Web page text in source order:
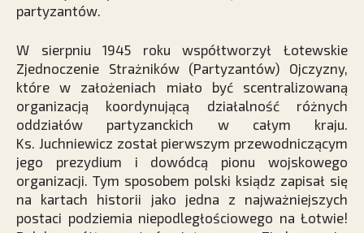
partyzantów.
W sierpniu 1945 roku współtworzył Łotewskie
Zjednoczenie Strażników (Partyzantów) Ojczyzny,
które w założeniach miało być scentralizowaną
organizacją koordynującą działalność różnych
oddziałów partyzanckich w całym kraju.
Ks. Juchniewicz został pierwszym przewodniczącym
jego prezydium i dowódcą pionu wojskowego
organizacji. Tym sposobem polski ksiądz zapisał się
na kartach historii jako jedna z najważniejszych
postaci podziemia niepodległościowego na Łotwie!